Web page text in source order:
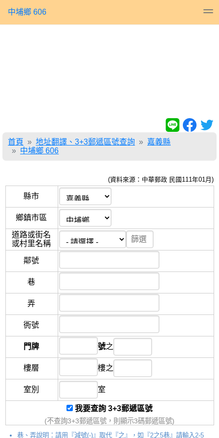
中埔鄉 606
首頁 地址翻譯、3+3郵遞區號查詢
嘉義縣
中埔鄉 606
(資料來源：中華郵政 民國111年01月)
縣市
鄉鎮市區
道路或街名
或村里名稱
鄰號
巷
弄
衖號
門牌 號之
樓層 樓之
室別 室
我要查詢 3+3郵遞區號
(不查詢3+3郵遞區號，則顯示3碼郵遞區號)
巷、弄說明：請用『減號(-)』取代『之』，如『2之5巷』請輸入2-5